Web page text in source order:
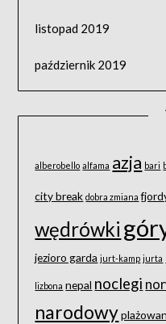
listopad 2019
październik 2019
alberobello alfama azja bari
city break dobra zmiana
wędrówki
jezioro garda jurt-kamp jurta
lizbona nepal noclegi
narodowy